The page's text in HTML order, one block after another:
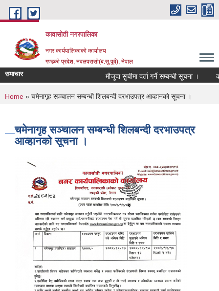
Skip to main content
कावासोती नगरपालिका
नगर कार्यपालिकाको कार्यालय
गण्डकी प्रदेश, नवलपरासी(ब.सु.पूर्व), नेपाल
समाचार मौजुदा सुचीमा दर्ता गर्ने सम्बन्धी सूचना ।
You are here
Home » चमेनागृह सञ्चालन सम्बन्धी शिलबन्दी दरभाउपत्र आव्हानको सूचना ।
चमेनागृह सञ्चालन सम्बन्धी शिलबन्दी दरभाउपत्र
आव्हानको सूचना ।